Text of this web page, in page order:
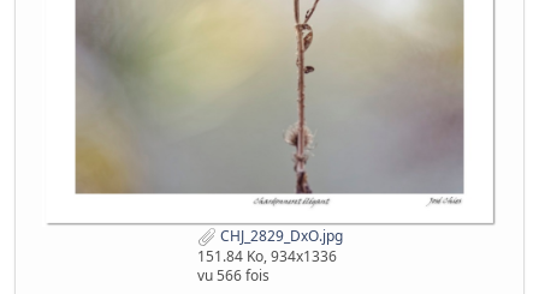
CHJ_2829_DxO.jpg
151.84 Ko, 934x1336
vu 566 fois